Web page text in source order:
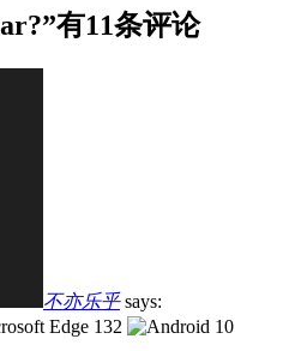
有11条评论
不亦乐乎 says: